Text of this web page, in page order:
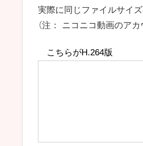
実際に同じファイルサイ
（注： ニコニコ動画のア
こちらがH.264版